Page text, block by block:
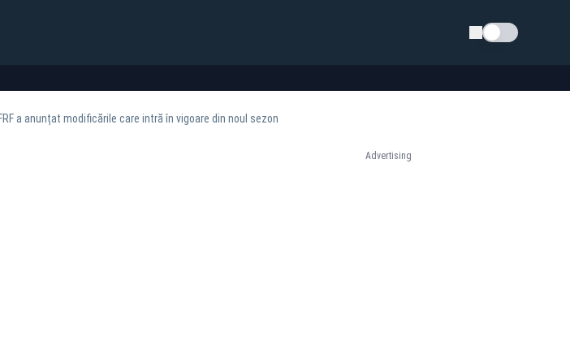
Schimba tema
a anunțat modificările care intră în vigoare din noul sezon
Advertising